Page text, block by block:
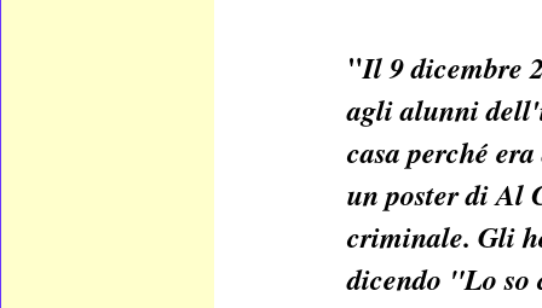
"Il 9 dicembre
agli alunni
casa perché
un poster di Al
criminale. Gli
dicendo "Lo so